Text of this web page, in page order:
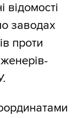
відомості
заводах
проти